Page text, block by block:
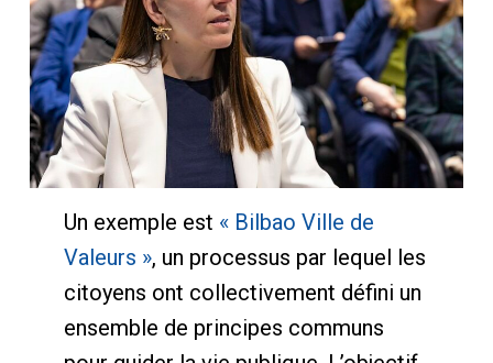
Un exemple est « Bilbao Ville de
Valeurs », un processus par lequel les
citoyens ont collectivement défini un
ensemble de principes communs